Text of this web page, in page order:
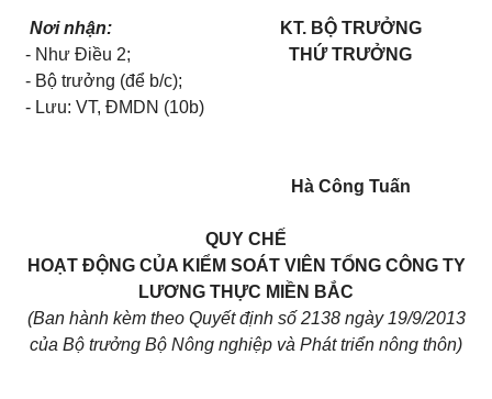
Nơi nhận:
- Như Điều 2;
- Bộ trưởng (để b/c);
- Lưu: VT, ĐMDN (10b)
KT. BỘ TRƯỞNG
THỨ TRƯỞNG
Hà Công Tuấn
QUY CHẾ
HOẠT ĐỘNG CỦA KIỂM SOÁT VIÊN TỔNG CÔNG TY
LƯƠNG THỰC MIỀN BẮC
(Ban hành kèm theo Quyết định số 2138 ngày 19/9/2013
của Bộ trưởng Bộ Nông nghiệp và Phát triển nông thôn)